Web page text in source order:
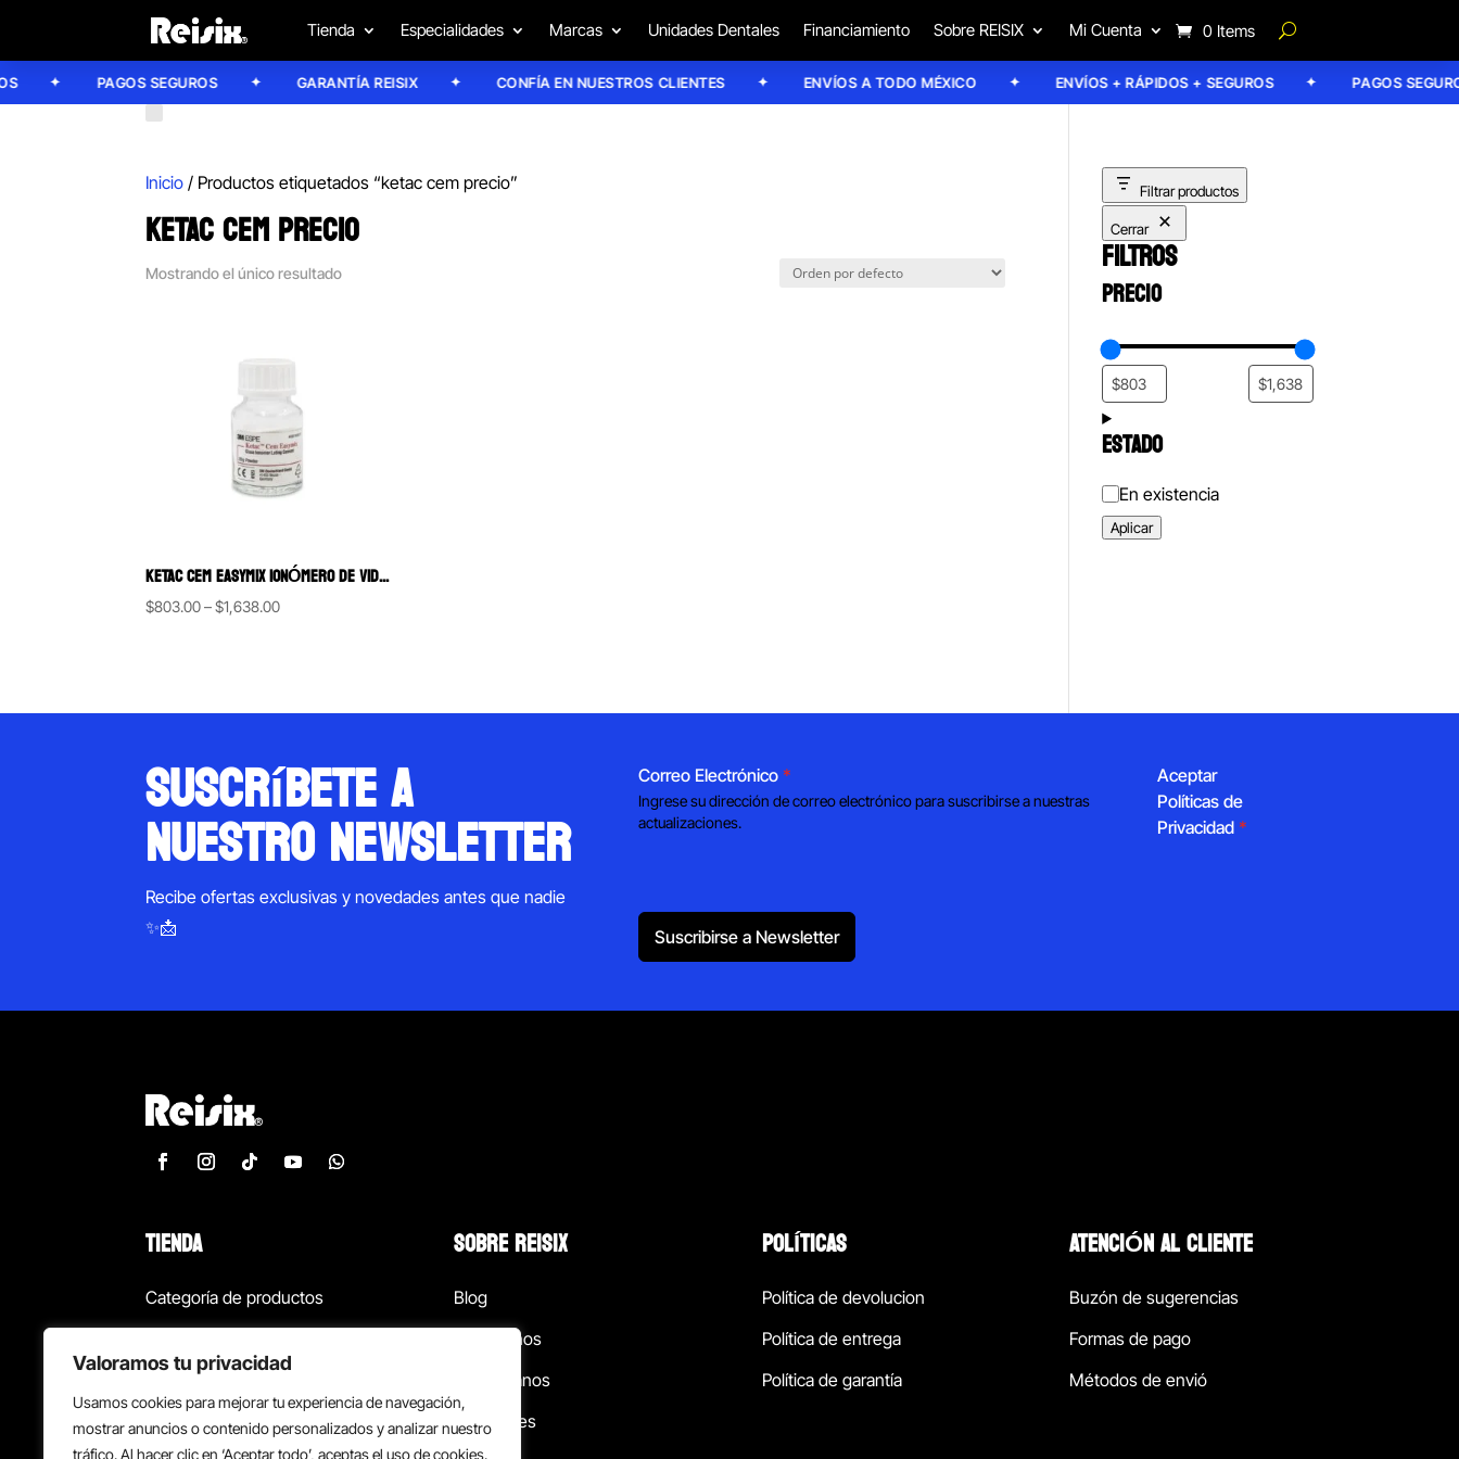
Valoramos tu privacidad
Usamos cookies para mejorar tu experiencia de navegación,
mostrar anuncios o contenido personalizados y analizar nuestro
tráfico. Al hacer clic en ‘Aceptar todo’, aceptas el uso de cookies.
Tienda Especialidades Marcas Unidades Dentales Financiamiento Sobre REISIX Mi Cuenta 0 Items
PAGOS SEGUROS GARANTÍA REISIX CONFÍA EN NUESTROS CLIENTES ENVÍOS A TODO MÉXICO ENVÍOS + RÁPIDOS + SEGUROS PAGOS SEGUROS
Inicio / Productos etiquetados “ketac cem precio”
KETAC CEM PRECIO
Mostrando el único resultado
KETAC CEM EASYMIX IONÓMERO DE VIDRIO TIPO 3 3M
$803.00 – $1,638.00Price
Filtrar productos
Cerrar
FILTROS
PRECIO
ESTADO
Estado
En existencia
Aplicar
suscríbete a
nuestro newsletter
Recibe ofertas exclusivas y novedades antes que nadie
✨📩
Correo Electrónico *
Ingrese su dirección de correo electrónico para suscribirse a nuestras
actualizaciones.
Aceptar
Políticas de
Privacidad *
Suscribirse a Newsletter
TIENDA
Categoría de productos
¡Las mejores ofertas!
Back to school
SOBRE REISIX
Blog
Conócenos
Contáctanos
Sucursales
POLÍTICAS
Política de devolucion
Política de entrega
Política de garantía
ATENCIÓN AL CLIENTE
Buzón de sugerencias
Formas de pago
Métodos de envió